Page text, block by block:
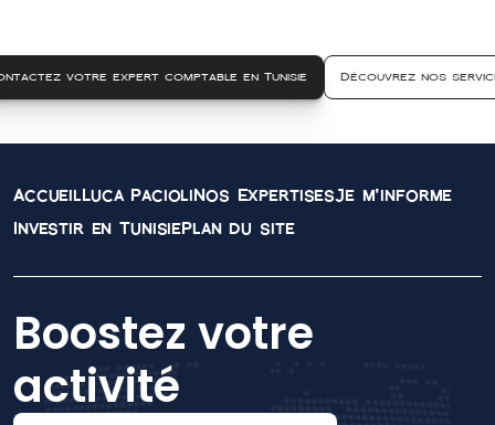
votre expert comptable en Tunisie Découvrez nos
AccueilLuca PacioliNos ExpertisesJe m'informe
Investir en TunisiePlan du site
Boostez votre
activité